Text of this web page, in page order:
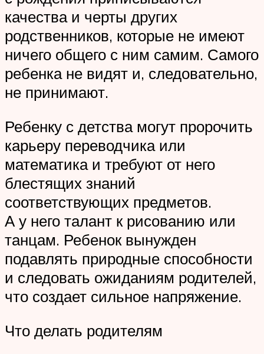
качества и черты других
родственников, которые не имеют
ничего общего с ним самим. Самого
ребенка не видят и, следовательно,
не принимают.
Ребенку с детства могут пророчить
карьеру переводчика или
математика и требуют от него
блестящих знаний
соответствующих предметов.
А у него талант к рисованию или
танцам. Ребенок вынужден
подавлять природные способности
и следовать ожиданиям родителей,
что создает сильное напряжение.
Что делать родителям